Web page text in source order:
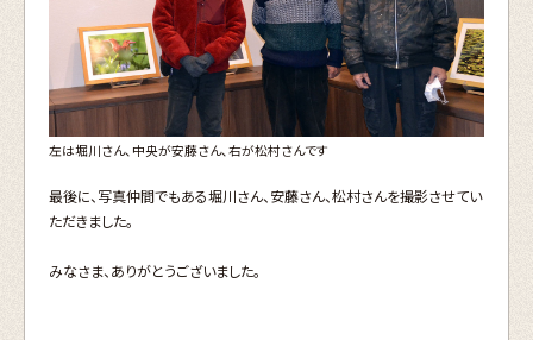
左は堀川さん、中央が安藤さん、右が松村さんです
最後に、写真仲間でもある堀川さん、安藤さん、松村さんを撮影させてい
ただきました。
みなさま、ありがとうございました。